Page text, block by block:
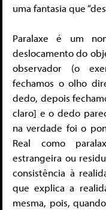
uma fantasia que
Paralaxe é um
deslocamento do
observador (o
fechamos o olho
dedo, depois
claro] e o dedo
na verdade foi o
Real como
estrangeira ou
consistência à
que explica a
mesma, pois,